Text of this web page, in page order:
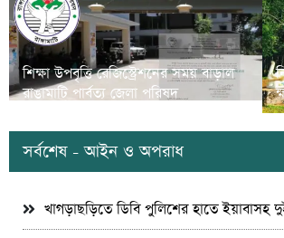
শিক্ষা উপবৃত্তি রেজিস্ট্রেশনের সময় বাড়াল
রাঙামাটি পার্বত্য জেলা পরিষদ
সর্বশেষ - আইন ও অপরাধ
খাগড়াছড়িতে ডিবি পুলিশের হাতে ইয়াবাসহ